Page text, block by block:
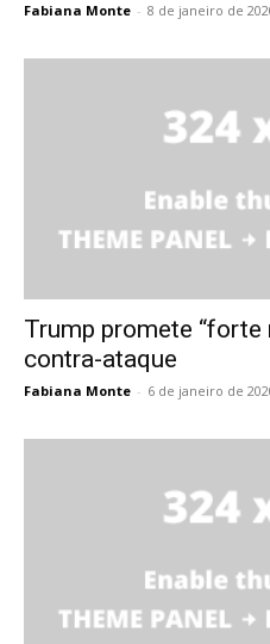
Fabiana Monte - 8 de janeiro de
Trump promete
contra-ataque
Fabiana Monte - 6 de janeiro de